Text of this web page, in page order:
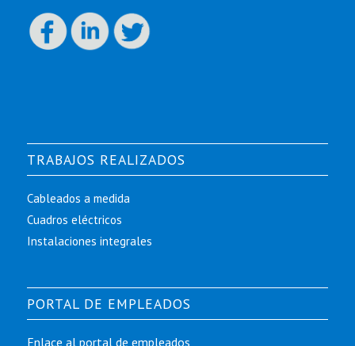
TRABAJOS REALIZADOS
Cableados a medida
Cuadros eléctricos
Instalaciones integrales
PORTAL DE EMPLEADOS
Enlace al portal de empleados